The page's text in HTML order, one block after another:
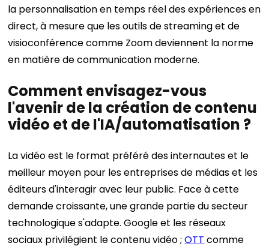
la personnalisation en temps réel des expériences en
direct, à mesure que les outils de streaming et de
visioconférence comme Zoom deviennent la norme
en matière de communication moderne.
Comment envisagez-vous
l'avenir de la création de contenu
vidéo et de l'IA/automatisation ?
La vidéo est le format préféré des internautes et le
meilleur moyen pour les entreprises de médias et les
éditeurs d'interagir avec leur public. Face à cette
demande croissante, une grande partie du secteur
technologique s'adapte. Google et les réseaux
sociaux privilégient le contenu vidéo ;OTT comme